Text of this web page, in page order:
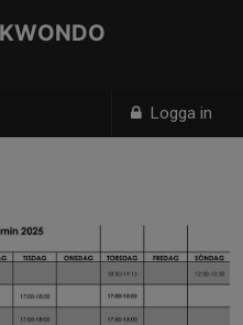
Logga in